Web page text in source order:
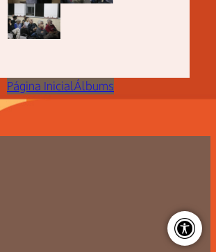
Página InicialÁlbums